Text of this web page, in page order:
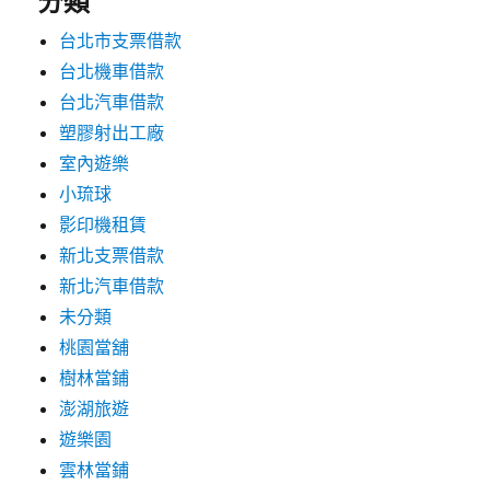
台北市支票借款
台北機車借款
台北汽車借款
塑膠射出工廠
室內遊樂
小琉球
影印機租賃
新北支票借款
新北汽車借款
未分類
桃園當舖
樹林當鋪
澎湖旅遊
遊樂園
雲林當鋪